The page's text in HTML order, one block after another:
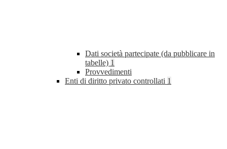
Dati società partecipate (da pubblicare in
tabelle) 1
Provvedimenti
Enti di diritto privato controllati 1